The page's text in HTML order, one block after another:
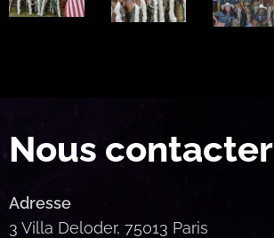
Nous contacter
Adresse
3 Villa Deloder, 75013 Paris